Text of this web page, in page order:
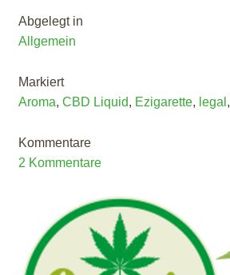
Abgelegt in
Allgemein
Markiert
Aroma, CBD Liquid, Ezigarette, legal ,
Kommentare
2 Kommentare